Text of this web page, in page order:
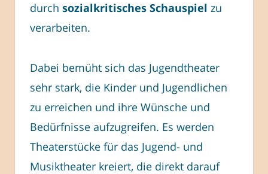
durch sozialkritisches Schauspiel zu
verarbeiten.
Dabei bemüht sich das Jugendtheater
sehr stark, die Kinder und Jugendlichen
zu erreichen und ihre Wünsche und
Bedürfnisse aufzugreifen. Es werden
Theaterstücke für das Jugend- und
Musiktheater kreiert, die direkt darauf